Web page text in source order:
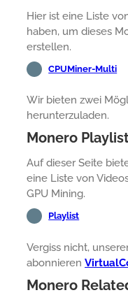
Hier ist eine Liste
haben, um dieses
erstellen.
CPUMiner-Multi
Wir bieten zwei
herunterzuladen.
Monero
Auf dieser Seite
eine Liste von
GPU Mining.
Playlist
Vergiss nicht,
abonnieren
Monero